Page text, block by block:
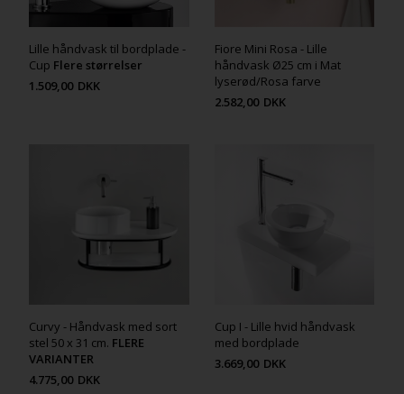
Lille håndvask til bordplade -
Cup Flere størrelser
1.509,00 DKK
Fiore Mini Rosa - Lille
håndvask Ø25 cm i Mat
lyserød/Rosa farve
2.582,00 DKK
Curvy - Håndvask med sort
stel 50 x 31 cm. FLERE
VARIANTER
4.775,00 DKK
Cup I - Lille hvid håndvask
med bordplade
3.669,00 DKK